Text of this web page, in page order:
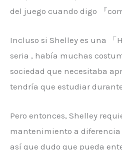
del juego cuando digo 『
Incluso si Shelley es una 「
seria , había muchas
sociedad que necesitaba
tendría que estudiar
Pero entonces, Shelley
mantenimiento a diferencia
así que dudo que pueda